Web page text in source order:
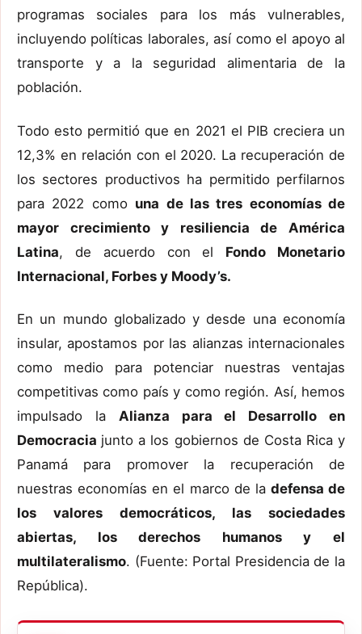
programas sociales para los más vulnerables,
incluyendo políticas laborales, así como el apoyo al
transporte y a la seguridad alimentaria de la
población.
Todo esto permitió que en 2021 el PIB creciera un
12,3% en relación con el 2020. La recuperación de
los sectores productivos ha permitido perfilarnos
para 2022 como una de las tres economías de
mayor crecimiento y resiliencia de América
Latina, de acuerdo con el Fondo Monetario
Internacional, Forbes y Moody’s.
En un mundo globalizado y desde una economía
insular, apostamos por las alianzas internacionales
como medio para potenciar nuestras ventajas
competitivas como país y como región. Así, hemos
impulsado la Alianza para el Desarrollo en
Democracia junto a los gobiernos de Costa Rica y
Panamá para promover la recuperación de
nuestras economías en el marco de la defensa de
los valores democráticos, las sociedades
abiertas, los derechos humanos y el
multilateralismo. (Fuente: Portal Presidencia de la
República).